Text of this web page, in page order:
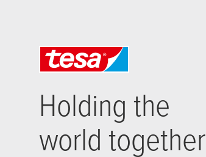
Holding the
world together